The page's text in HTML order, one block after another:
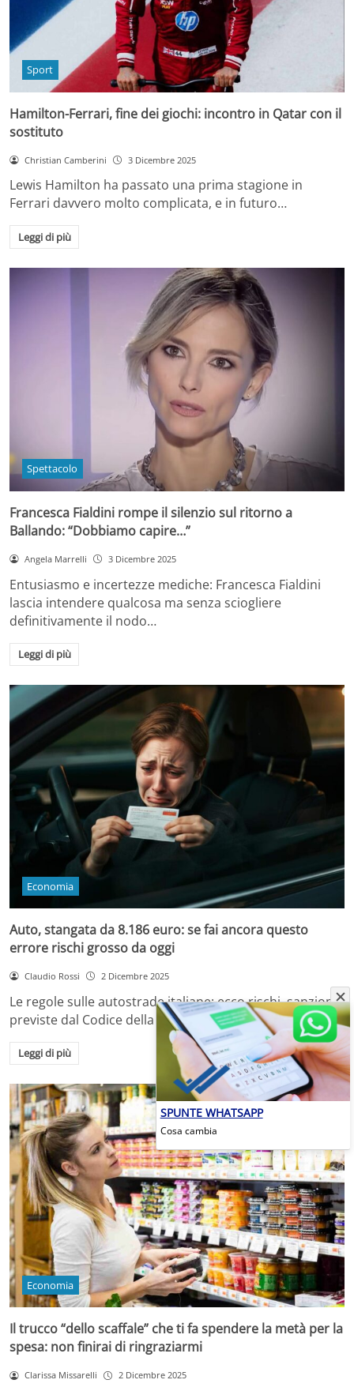
Sport
Hamilton-Ferrari, fine dei giochi: incontro in Qatar con il
sostituto
Christian Camberini 3 Dicembre 2025
Lewis Hamilton ha passato una prima stagione in
Ferrari davvero molto complicata, e in futuro…
Leggi di più
Spettacolo
Francesca Fialdini rompe il silenzio sul ritorno a
Ballando: “Dobbiamo capire…”
Angela Marrelli 3 Dicembre 2025
Entusiasmo e incertezze mediche: Francesca Fialdini
lascia intendere qualcosa ma senza sciogliere
definitivamente il nodo…
Leggi di più
Economia
Auto, stangata da 8.186 euro: se fai ancora questo
errore rischi grosso da oggi
Claudio Rossi 2 Dicembre 2025
Le regole sulle autostrade italiane: ecco rischi, sanzioni
previste dal Codice della Strada e come…
Leggi di più
Economia
Il trucco “dello scaffale” che ti fa spendere la metà per la
spesa: non finirai di ringraziarmi
Clarissa Missarelli 2 Dicembre 2025
SPUNTE WHATSAPP
Cosa cambia